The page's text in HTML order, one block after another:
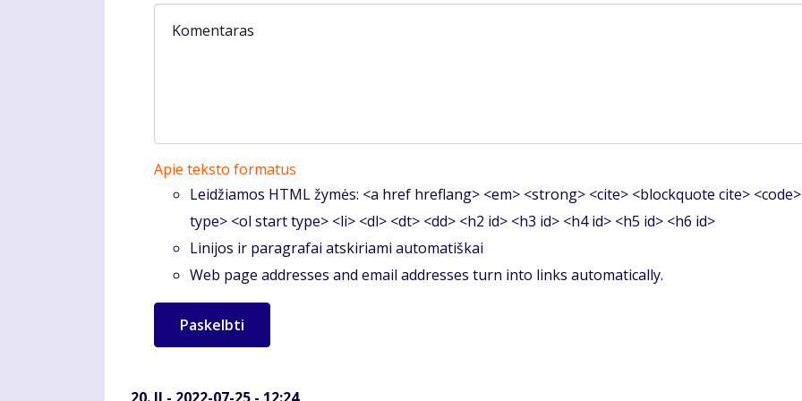
Komentaras
Apie teksto formatus
Leidžiamos HTML žymės: <a href hreflang> <em> <strong> <cite> <blockquote cite>
type> <ol start type> <li> <dl> <dt> <dd> <h2 id> <h3 id> <h4 id> <h5 id> <h6 id>
Linijos ir paragrafai atskiriami automatiškai
Web page addresses and email addresses turn into links automatically.